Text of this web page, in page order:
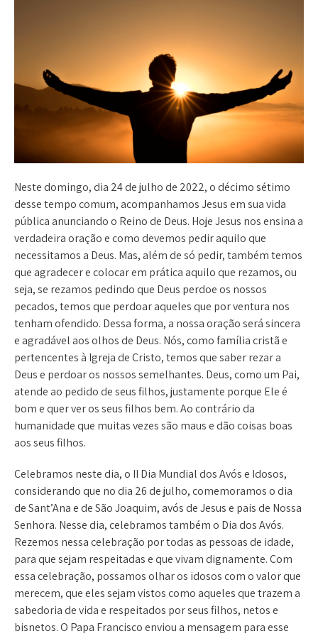
Neste domingo, dia 24 de julho de 2022, o décimo sétimo
desse tempo comum, acompanhamos Jesus em sua vida
pública anunciando o Reino de Deus. Hoje Jesus nos ensina a
verdadeira oração e como devemos pedir aquilo que
necessitamos a Deus. Mas, além de só pedir, também temos
que agradecer e colocar em prática aquilo que rezamos, ou
seja, se rezamos pedindo que Deus perdoe os nossos
pecados, temos que perdoar aqueles que por ventura nos
tenham ofendido. Dessa forma, a nossa oração será sincera
e agradável aos olhos de Deus. Nós, como família cristã e
pertencentes à Igreja de Cristo, temos que saber rezar a
Deus e perdoar os nossos semelhantes. Deus, como um Pai,
atende ao pedido de seus filhos, justamente porque Ele é
bom e quer ver os seus filhos bem. Ao contrário da
humanidade que muitas vezes são maus e dão coisas boas
aos seus filhos.
Celebramos neste dia, o II Dia Mundial dos Avós e Idosos,
considerando que no dia 26 de julho, comemoramos o dia
de Sant’Ana e de São Joaquim, avós de Jesus e pais de Nossa
Senhora. Nesse dia, celebramos também o Dia dos Avós.
Rezemos nessa celebração por todas as pessoas de idade,
para que sejam respeitadas e que vivam dignamente. Com
essa celebração, possamos olhar os idosos com o valor que
merecem, que eles sejam vistos como aqueles que trazem a
sabedoria de vida e respeitados por seus filhos, netos e
bisnetos. O Papa Francisco enviou a mensagem para esse